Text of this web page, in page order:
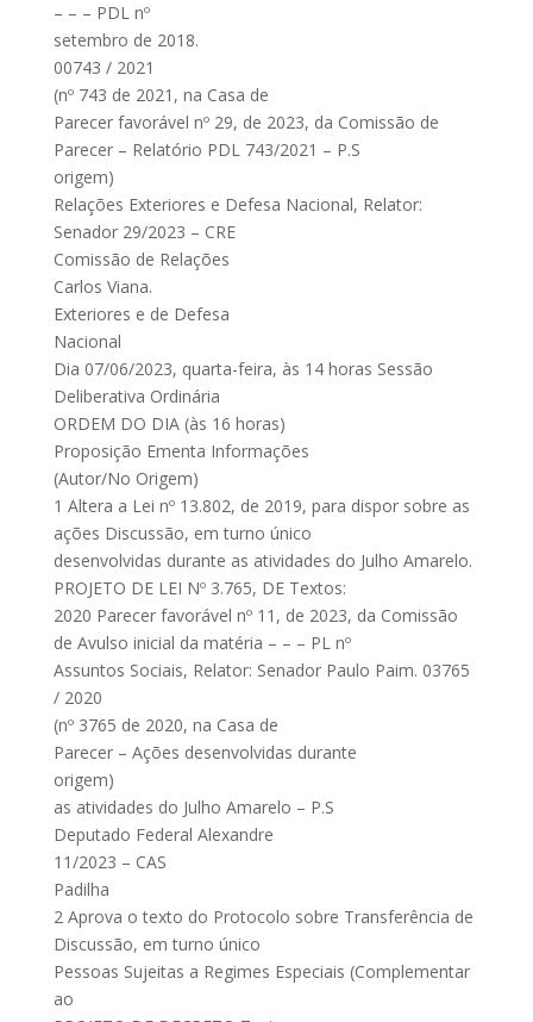
– – – PDL nº
setembro de 2018.
00743 / 2021
(nº 743 de 2021, na Casa de
Parecer favorável nº 29, de 2023, da Comissão de
Parecer – Relatório PDL 743/2021 – P.S
origem)
Relações Exteriores e Defesa Nacional, Relator:
Senador 29/2023 – CRE
Comissão de Relações
Carlos Viana.
Exteriores e de Defesa
Nacional
Dia 07/06/2023, quarta-feira, às 14 horas Sessão
Deliberativa Ordinária
ORDEM DO DIA (às 16 horas)
Proposição Ementa Informações
(Autor/No Origem)
1 Altera a Lei nº 13.802, de 2019, para dispor sobre as
ações Discussão, em turno único
desenvolvidas durante as atividades do Julho Amarelo.
PROJETO DE LEI Nº 3.765, DE Textos:
2020 Parecer favorável nº 11, de 2023, da Comissão
de Avulso inicial da matéria – – – PL nº
Assuntos Sociais, Relator: Senador Paulo Paim. 03765
/ 2020
(nº 3765 de 2020, na Casa de
Parecer – Ações desenvolvidas durante
origem)
as atividades do Julho Amarelo – P.S
Deputado Federal Alexandre
11/2023 – CAS
Padilha
2 Aprova o texto do Protocolo sobre Transferência de
Discussão, em turno único
Pessoas Sujeitas a Regimes Especiais (Complementar
ao